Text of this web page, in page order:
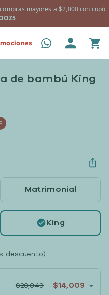
de regalo en la compra de
o Prime Fresh.
de bambú King
Matrimonial
King
descuento)
$23,349 $14,009